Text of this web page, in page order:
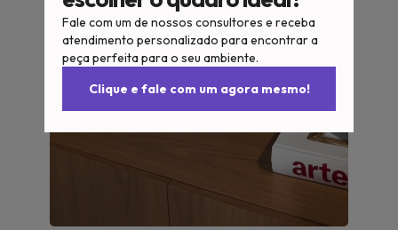
Fale com um de nossos consultores e receba
atendimento personalizado para encontrar a
peça perfeita para o seu ambiente.
Clique e fale com um agora mesmo!